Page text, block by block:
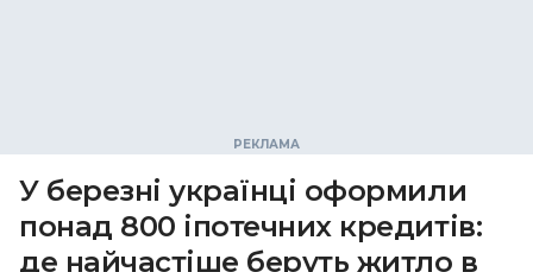
У березні українці оформили
понад 800 іпотечних кредитів:
де найчастіше беруть житло в